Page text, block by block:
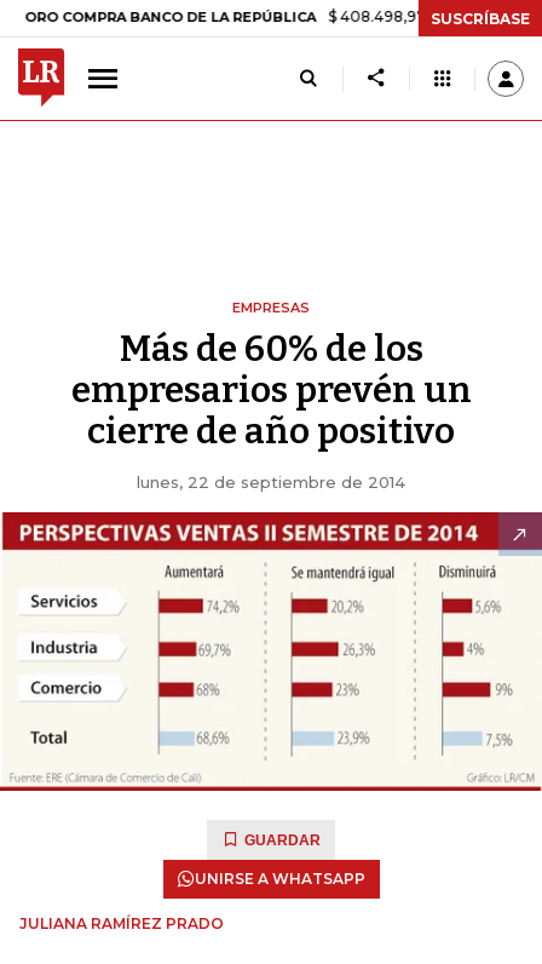
COMPRA BANCO DE LA REPÚBLICA $ 408.498,97 +$ 8.753,81 +2,19%
SUSCRÍBASE
EMPRESAS
Más de 60% de los
empresarios prevén un
cierre de año positivo
lunes, 22 de septiembre de 2014
GUARDAR
UNIRSE A WHATSAPP
JULIANA RAMÍREZ PRADO